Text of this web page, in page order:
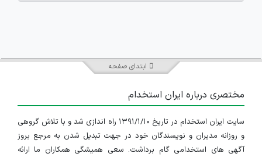
ابتدای صفحه
مختصری درباره ایران استخدام
سایت ایران استخدام در تاریخ ۱۳۹۱/۱/۱۰ راه اندازی شد و با تلاش گروهی
و روزانه مدیران و نویسندگان خود در جهت تبدیل شدن به مرجع بروز
آگهی های استخدامی گام برداشت. سعی همیشگی همکاران ما ارائه